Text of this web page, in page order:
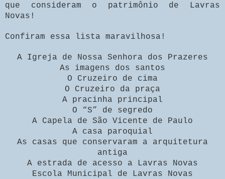
que consideram o patrimônio de Lavras
Novas!
Confiram essa lista maravilhosa!
A Igreja de Nossa Senhora dos Prazeres
As imagens dos santos
O Cruzeiro de cima
O Cruzeiro da praça
A pracinha principal
O “S” de segredo
A Capela de São Vicente de Paulo
A casa paroquial
As casas que conservaram a arquitetura
antiga
A estrada de acesso a Lavras Novas
Escola Municipal de Lavras Novas